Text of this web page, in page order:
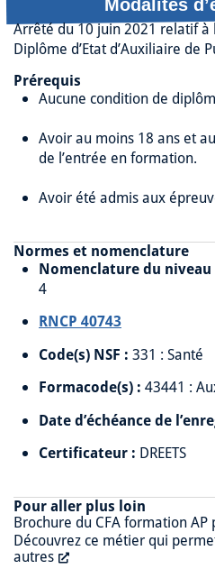
Prérequis
Aucune condition de
Avoir au moins 18 ans et
de l’entrée en formation.
Avoir été admis aux
Normes et nomenclature
Nomenclature du
4
RNCP 40743
Code(s) NSF : 331 : Santé
Formacode(s) : 43441 :
Date d’échéance de
Certificateur : DREETS
Pour aller plus loin
Brochure du CFA formation
Découvrez ce métier qui
autres
Modalités
Arrêté du 10 juin 2021 relatif
Diplôme d’Etat d’Auxiliaire de